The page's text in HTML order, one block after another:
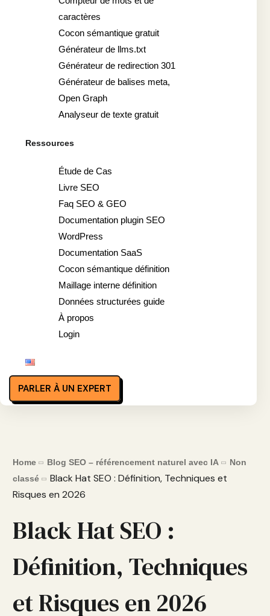
caractères
Cocon sémantique gratuit
Générateur de llms.txt
Générateur de redirection 301
Générateur de balises meta,
Open Graph
Analyseur de texte gratuit
Ressources
Étude de Cas
Livre SEO
Faq SEO & GEO
Documentation plugin SEO
WordPress
Documentation SaaS
Cocon sémantique définition
Maillage interne définition
Données structurées guide
À propos
Login
PARLER À UN EXPERT
Home Blog SEO – référencement naturel avec IA
Non
classé
Black Hat SEO : Définition, Techniques et
Risques en 2026
Black Hat SEO :
Définition, Techniques
et Risques en 2026